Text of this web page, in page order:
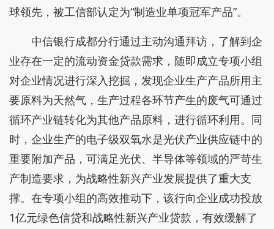
球领先，被工信部认定为“制造业单项冠军产品”。
中信银行成都分行通过主动沟通拜访，了解到企
业存在一定的流动资金贷款需求，随即成立专项小组
对企业情况进行深入挖掘，发现企业生产产品所用主
要原料为天然气，生产过程各环节产生的废气可通过
循环产业链转化为其他产品原料，进行循环利用。同
时，企业生产的电子级双氧水是光伏产业供应链中的
重要附加产品，可满足光伏、半导体等领域的严苛生
产制造要求，为战略性新兴产业发展提供了重大支
撑。在专项小组的高效推动下，该行向企业成功投放
1亿元绿色信贷和战略性新兴产业贷款，有效缓解了